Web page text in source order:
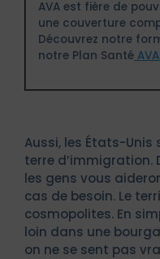
AVA est fière de
une couverture
Découvrez notre
notre Plan Santé
Aussi, les États-
terre d’immigration.
les gens vous
cas de besoin. Le
cosmopolites. En
loin dans une
on ne se sent pas